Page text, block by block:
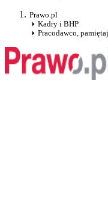
Prawo.pl
Kadry i BHP
Pracodawco,